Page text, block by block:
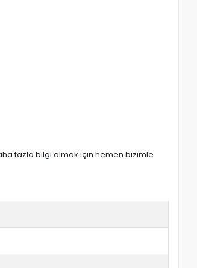
fazla bilgi almak için hemen bizimle